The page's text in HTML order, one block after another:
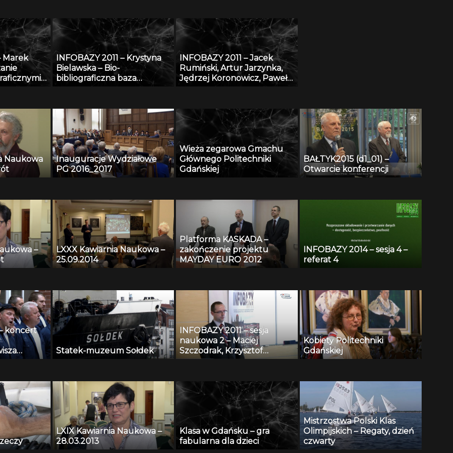
Zdanowicz
w oparciu
atmosferycznych
Marek
INFOBAZY 2011 – Krystyna
Bielawska – Bio-
bibliograficzna baza
wieku – historia i stan
obecny
INFOBAZY 2011 – Jacek
Rumiński, Artur Jarzynka,
Jędrzej Koronowicz, Paweł
Naukowa
Inauguracje Wydziałowe
PG 2016_2017
Wieża zegarowa Gmachu
Głównego Politechniki
Gdańskiej
BAŁTYK2015 (d1_01) –
Otwarcie konferencji
–
LXXX Kawiarnia Naukowa –
25.09.2014
Platforma KASKADA –
zakończenie projektu
MAYDAY EURO 2012
INFOBAZY 2014 – sesja 4 –
referat 4
koncert
Statek-muzeum Sołdek
INFOBAZY 2011 – sesja
naukowa 2 – Maciej
Szczodrak, Krzysztof
Kopaczewski, Andrzej
Krawczyk – Repozytorium
nagrań testowych i
algorytmy wspomagania
systemów monitoringu
przestrzeni publicznej
Kobiety Politechniki
Gdańskiej
LXIX Kawiarnia Naukowa –
28.03.2013
Klasa w Gdańsku – gra
fabularna dla dzieci
Mistrzostwa Polski Klas
Olimpijskich – Regaty, dzień
czwarty